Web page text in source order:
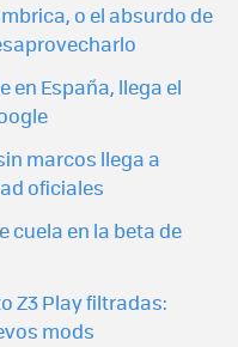
o el absurdo de
en España, llega el
marcos llega a
oficiales
cuela en la beta de
Z3 Play filtradas:
mods